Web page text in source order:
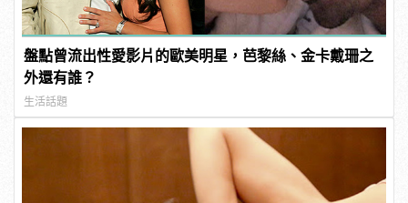
盤點曾流出性愛影片的歐美明星，芭黎絲、金卡戴珊之
外還有誰？
生活話題